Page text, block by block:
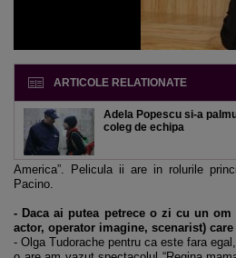
ARTICOLE RELATIONATE
Adela Popescu si-a
coleg de echipa
America”. Pelicula ii are in rolurile
Pacino.
- Daca ai putea petrece o zi cu un
actor, operator imagine, scenarist)
- Olga Tudorache pentru ca este fara